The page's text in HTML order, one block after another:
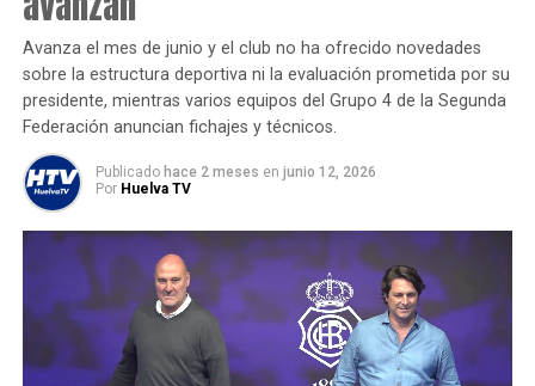
Avanza el mes de junio y el club no ha ofrecido novedades
sobre la estructura deportiva ni la evaluación prometida por su
presidente, mientras varios equipos del Grupo 4 de la Segunda
Federación anuncian fichajes y técnicos.
Publicado hace 2 meses en junio 12, 2026
Por Huelva TV